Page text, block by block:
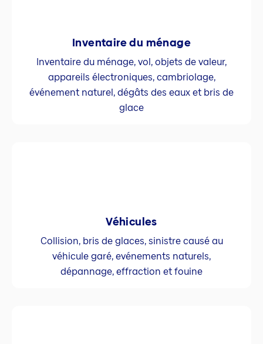
Inventaire du ménage
Inventaire du ménage, vol, objets de valeur,
appareils électroniques, cambriolage,
événement naturel, dégâts des eaux et bris de
glace
Véhicules
Collision, bris de glaces, sinistre causé au
véhicule garé, evénements naturels,
dépannage, effraction et fouine